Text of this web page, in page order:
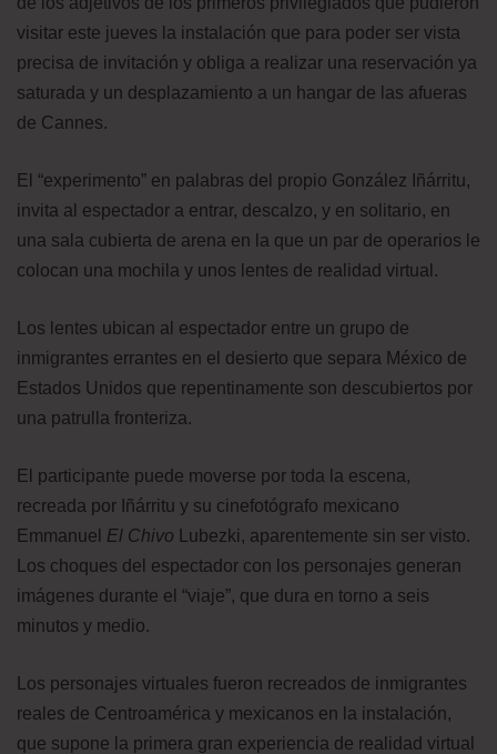
visitar este jueves la instalación que para poder ser vista
precisa de invitación y obliga a realizar una reservación ya
saturada y un desplazamiento a un hangar de las afueras
de Cannes.
El “experimento” en palabras del propio González Iñárritu,
invita al espectador a entrar, descalzo, y en solitario, en
una sala cubierta de arena en la que un par de operarios le
colocan una mochila y unos lentes de realidad virtual.
Los lentes ubican al espectador entre un grupo de
inmigrantes errantes en el desierto que separa México de
Estados Unidos que repentinamente son descubiertos por
una patrulla fronteriza.
El participante puede moverse por toda la escena,
recreada por Iñárritu y su cinefotógrafo mexicano
Emmanuel El Chivo Lubezki, aparentemente sin ser visto.
Los choques del espectador con los personajes generan
imágenes durante el “viaje”, que dura en torno a seis
minutos y medio.
Los personajes virtuales fueron recreados de inmigrantes
reales de Centroamérica y mexicanos en la instalación,
que supone la primera gran experiencia de realidad virtual